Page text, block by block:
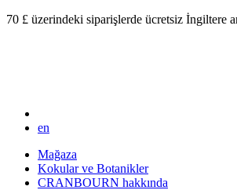
70 £ üzerindeki siparişlerde ücretsiz İngiltere
en
Mağaza
Kokular ve Botanikler
CRANBOURN hakkında